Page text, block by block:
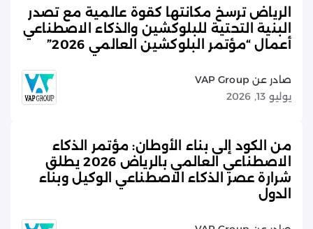
الرياض ترسخ مكانتها كقوة عالمية مع تصدر
البنية التحتية للبلوكشين والذكاء الاصطناعي
أعمال “مؤتمر البلوكشين العالمي 2026”
صادر عن VAP Group
يوليو 13, 2026
من الكود إلى بناء الأوطان: مؤتمر الذكاء
الاصطناعي العالمي بالرياض 2026 يطلق
شرارة عصر الذكاء الاصطناعي الوكيل وبناء
الدول